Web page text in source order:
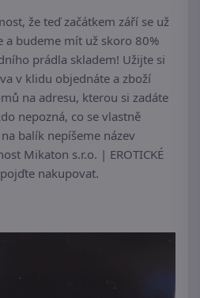
že teď začátkem září se už
a budeme mít už skoro 80%
prádla skladem! Užijte si
v klidu objednáte a zboží
na adresu, kterou si zadáte
nepozná, co se vlastně
balík nepíšeme název
Mikaton s.r.o. | EROTICKÉ
pojďte nakupovat.